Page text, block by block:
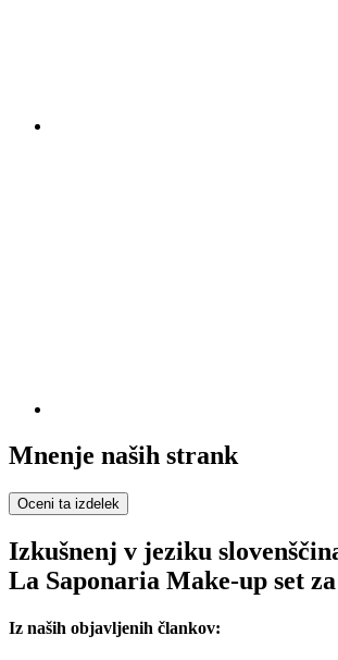
Mnenje naših strank
Oceni ta izdelek
Izkušnenj v jeziku
La Saponaria Make-up set
Iz naših objavljenih člankov: